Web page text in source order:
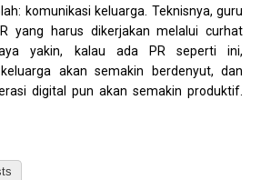
komunikasi keluarga. Teknisnya, guru
yang harus dikerjakan melalui curhat
yakin, kalau ada PR seperti ini,
akan semakin berdenyut, dan
digital pun akan semakin produktif.